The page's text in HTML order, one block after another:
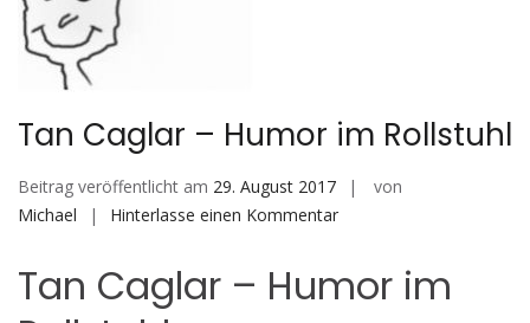
Tan Caglar – Humor im Rollstuhl
Beitrag veröffentlicht am 29. August 2017
von
Michael
Hinterlasse einen Kommentarauf
–
Tan Caglar – Humor im